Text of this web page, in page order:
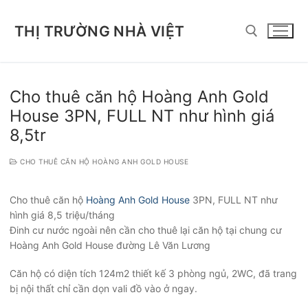
THỊ TRƯỜNG NHÀ VIỆT
Cho thuê căn hộ Hoàng Anh Gold
House 3PN, FULL NT như hình giá
8,5tr
CHO THUÊ CĂN HỘ HOÀNG ANH GOLD HOUSE
Cho thuê căn hộ Hoàng Anh Gold House 3PN, FULL NT như
hình giá 8,5 triệu/tháng
Đinh cư nước ngoài nên cần cho thuê lại căn hộ tại chung cư
Hoàng Anh Gold House đường Lê Văn Lương
Căn hộ có diện tích 124m2 thiết kế 3 phòng ngủ, 2WC, đã trang
bị nội thất chỉ cần dọn vali đồ vào ở ngay.